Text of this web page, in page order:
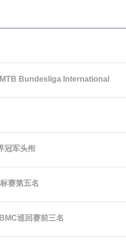
Bundesliga International
冠军头衔
赛第五名
巡回赛前三名